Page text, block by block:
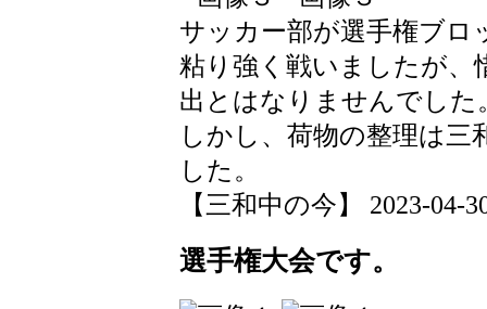
サッカー部が選手権ブロ
粘り強く戦いましたが、
出とはなりませんでした
しかし、荷物の整理は
した。
【三和中の今】 2023-04-
選手権大会です。